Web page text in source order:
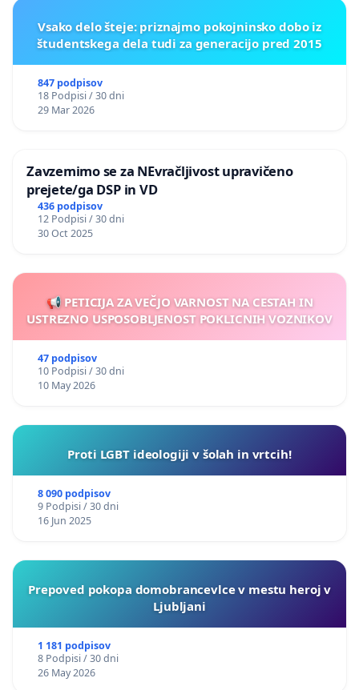
Vsako delo šteje: priznajmo pokojninsko dobo iz
študentskega dela tudi za generacijo pred 2015
847 podpisov
18 Podpisi / 30 dni
29 Mar 2026
Zavzemimo se za NEvračljivost upravičeno
prejete/ga DSP in VD
436 podpisov
12 Podpisi / 30 dni
30 Oct 2025
📢 PETICIJA ZA VEČJO VARNOST NA CESTAH IN
USTREZNO USPOSOBLJENOST POKLICNIH VOZNIKOV
47 podpisov
10 Podpisi / 30 dni
10 May 2026
Proti LGBT ideologiji v šolah in vrtcih!
8 090 podpisov
9 Podpisi / 30 dni
16 Jun 2025
Prepoved pokopa domobrancevlce v mestu heroj v
Ljubljani
1 181 podpisov
8 Podpisi / 30 dni
26 May 2026